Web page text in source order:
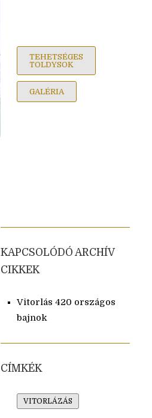
TEHETSÉGES
TOLDYSOK
GALÉRIA
KAPCSOLÓDÓ ARCHÍV
CIKKEK
Vitorlás 420 országos
bajnok
CÍMKÉK
VITORLÁZÁS